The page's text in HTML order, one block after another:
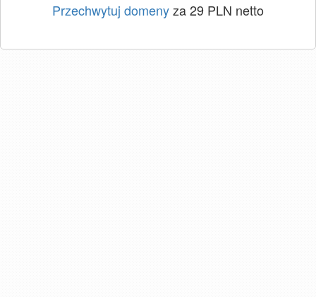
Przechwytuj domenyza 29 PLN netto